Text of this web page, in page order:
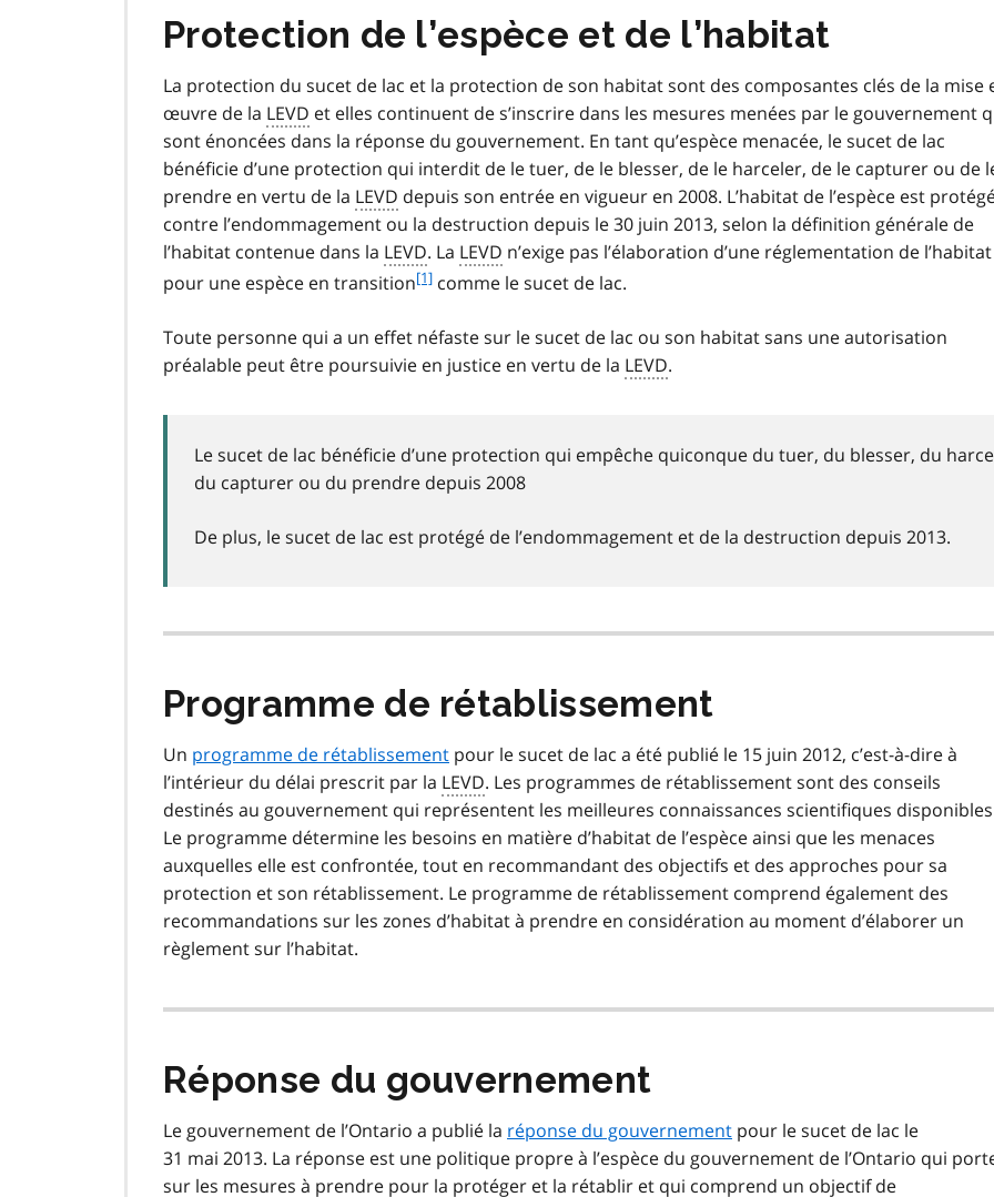
Protection de l’espèce et de l’habitat
La protection du sucet de lac et la protection de son habitat sont des composantes clés de la mise
œuvre de la LEVD et elles continuent de s’inscrire dans les mesures menées par le gouvernement
sont énoncées dans la réponse du gouvernement. En tant qu’espèce menacée, le sucet de lac
bénéficie d’une protection qui interdit de le tuer, de le blesser, de le harceler, de le capturer ou de
prendre en vertu de la LEVD depuis son entrée en vigueur en 2008. L’habitat de l’espèce est
contre l’endommagement ou la destruction depuis le 30 juin 2013, selon la définition générale de
l’habitat contenue dans la LEVD. La LEVD n’exige pas l’élaboration d’une réglementation de l’habitat
pour une espèce en transitionf
t
n
1
[1] comme le sucet de lac.
Toute personne qui a un effet néfaste sur le sucet de lac ou son habitat sans une autorisation
préalable peut être poursuivie en justice en vertu de la LEVD.
Le sucet de lac bénéficie d’une protection qui empêche quiconque du tuer, du blesser, du
du capturer ou du prendre depuis 2008
De plus, le sucet de lac est protégé de l’endommagement et de la destruction depuis 2013.
Programme de rétablissement
Un programme de rétablissement pour le sucet de lac a été publié le 15 juin 2012, c’est-à-dire à
l’intérieur du délai prescrit par la LEVD. Les programmes de rétablissement sont des conseils
destinés au gouvernement qui représentent les meilleures connaissances scientifiques
Le programme détermine les besoins en matière d’habitat de l’espèce ainsi que les menaces
auxquelles elle est confrontée, tout en recommandant des objectifs et des approches pour sa
protection et son rétablissement. Le programme de rétablissement comprend également des
recommandations sur les zones d’habitat à prendre en considération au moment d’élaborer un
règlement sur l’habitat.
Réponse du gouvernement
Le gouvernement de l’Ontario a publié la réponse du gouvernement pour le sucet de lac le
31 mai 2013. La réponse est une politique propre à l’espèce du gouvernement de l’Ontario qui
sur les mesures à prendre pour la protéger et la rétablir et qui comprend un objectif de